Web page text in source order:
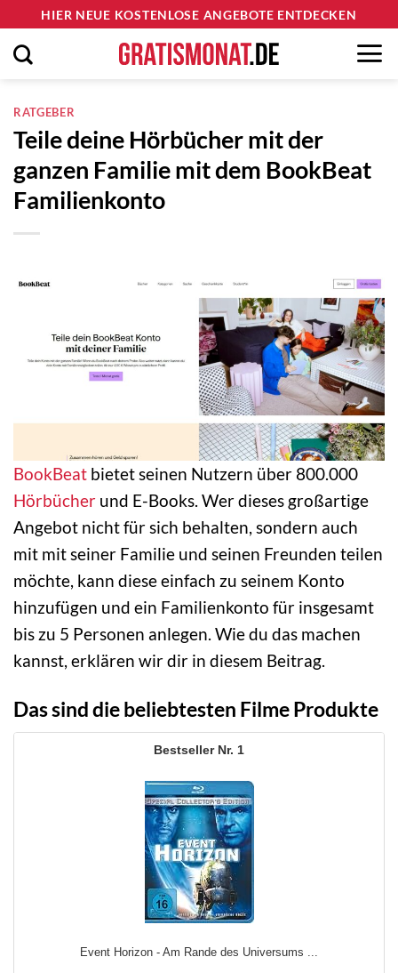
Inhalt
springen
HIER NEUE KOSTENLOSE ANGEBOTE ENTDECKEN
RATGEBER
Teile deine Hörbücher mit der
ganzen Familie mit dem BookBeat
Familienkonto
BookBeat bietet seinen Nutzern über 800.000
Hörbücher und E-Books. Wer dieses großartige
Angebot nicht für sich behalten, sondern auch
mit mit seiner Familie und seinen Freunden teilen
möchte, kann diese einfach zu seinem Konto
hinzufügen und ein Familienkonto für insgesamt
bis zu 5 Personen anlegen. Wie du das machen
kannst, erklären wir dir in diesem Beitrag.
Das sind die beliebtesten Filme Produkte
1
Event Horizon - Am Rande des Universums ...